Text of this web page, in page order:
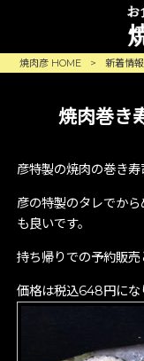
焼肉彦 HOME
> 新着情報
焼肉巻き
彦特製の焼肉の巻き寿
彦の特製のタレでか
も良いです。
持ち帰りでの予約販売
価格は税込648円にな